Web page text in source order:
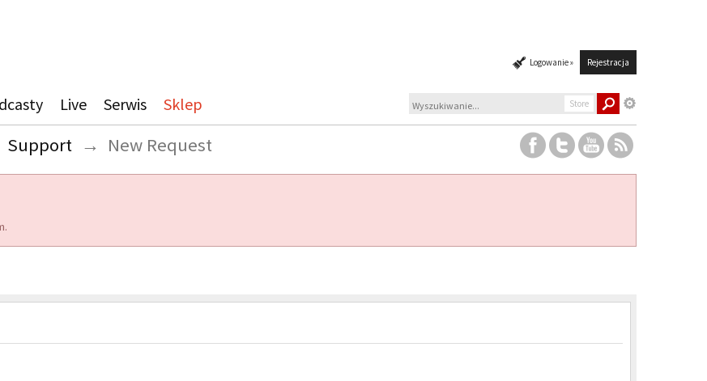
Logowanie » Rejestracja
Live Serwis Sklep Store
Support → New Request